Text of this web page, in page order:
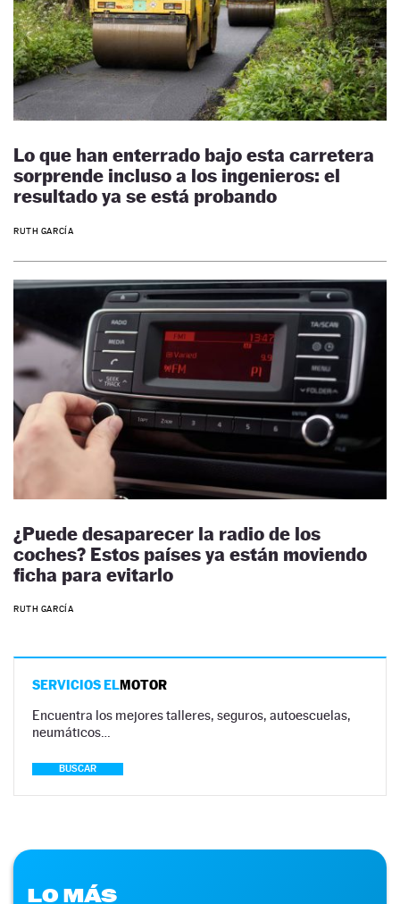
Lo que han enterrado bajo esta carretera
sorprende incluso a los ingenieros: el
resultado ya se está probando
RUTH GARCÍA
¿Puede desaparecer la radio de los
coches? Estos países ya están moviendo
ficha para evitarlo
RUTH GARCÍA
SERVICIOS ELMOTOR
Encuentra los mejores talleres, seguros, autoescuelas,
neumáticos…
BUSCAR
LO MÁS